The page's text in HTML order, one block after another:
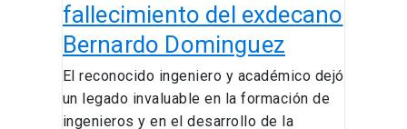
fallecimiento del exdecano
Bernardo Dominguez
El reconocido ingeniero y académico dejó
un legado invaluable en la formación de
ingenieros y en el desarrollo de la